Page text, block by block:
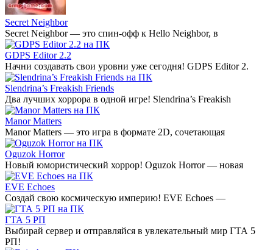
Secret Neighbor
Secret Neighbor — это спин-офф к Hello Neighbor, в
GDPS Editor 2.2
Начни создавать свои уровни уже сегодня! GDPS Editor 2.
Slendrina’s Freakish Friends
Два лучших хоррора в одной игре! Slendrina’s Freakish
Manor Matters
Manor Matters — это игра в формате 2D, сочетающая
Oguzok Horror
Новый юмористический хоррор! Oguzok Horror — новая
EVE Echoes
Создай свою космическую империю! EVE Echoes —
ГТА 5 РП
Выбирай сервер и отправляйся в увлекательный мир ГТА 5
РП!